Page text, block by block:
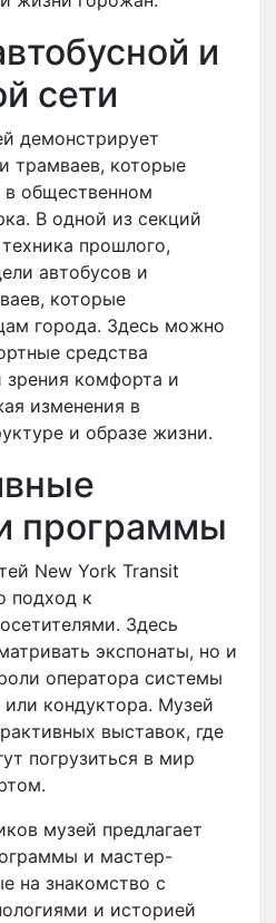
и
сети
демонстрирует
трамваев, которые
общественном
В одной из секций
прошлого,
автобусов и
которые
города. Здесь можно
средства
зрения комфорта и
изменения в
и образе жизни.
программы
New York Transit
подход к
Здесь
экспонаты, но и
оператора системы
кондуктора. Музей
выставок, где
погрузиться в мир
музей предлагает
и мастер-
на знакомство с
и историей